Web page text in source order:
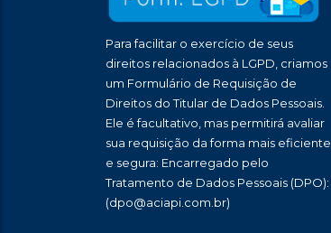
Para facilitar o exercício de seus
direitos relacionados à LGPD, criamos
um Formulário de Requisição de
Direitos do Titular de Dados Pessoais.
Ele é facultativo, mas permitirá avaliar
sua requisição da forma mais eficiente
e segura: Encarregado pelo
Tratamento de Dados Pessoais (DPO):
(dpo@aciapi.com.br)